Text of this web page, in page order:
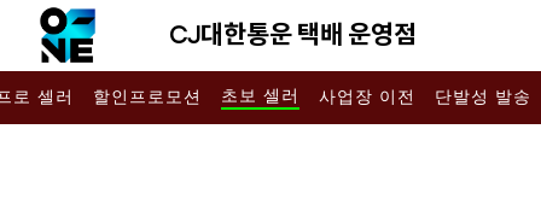
CJ대한통운 택배 운영점
로 셀러 할인프로모션 초보 셀러 사업장 이전 단발성 발송